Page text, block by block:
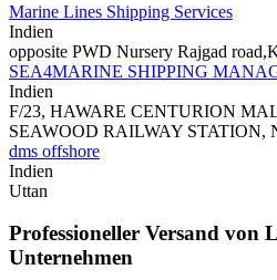
Marine Lines Shipping Services
Indien
opposite PWD Nursery Rajgad
SEA4MARINE SHIPPING
Indien
F/23, HAWARE CENTURION
SEAWOOD RAILWAY STATION,
dms offshore
Indien
Uttan
Professioneller Versand von
Unternehmen